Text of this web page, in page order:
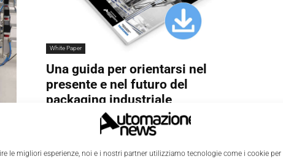
le migliori esperienze, noi e i nostri partner utilizziamo tecnologie come i cookie per
0
White Paper
Una guida per orientarsi nel
presente e nel futuro del
packaging industriale
Francesca Nebuloni - 21 Maggio 2024